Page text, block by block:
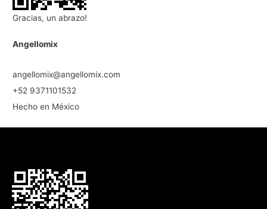
Gracias, un abrazo!
Angellomix
angellomix@angellomix.com
+52 9371101532
Hecho en México